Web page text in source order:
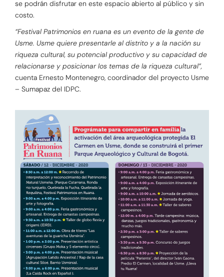
se podrán disfrutar en este espacio abierto al público y sin
costo.
“Festival Patrimonios en ruana es un evento de la gente de
Usme. Usme quiere presentarle al distrito y a la nación su
riqueza cultural, su potencial productivo y su capacidad de
relacionarse y posicionar los temas de la riqueza cultural”,
cuenta Ernesto Montenegro, coordinador del proyecto Usme
– Sumapaz del IDPC.